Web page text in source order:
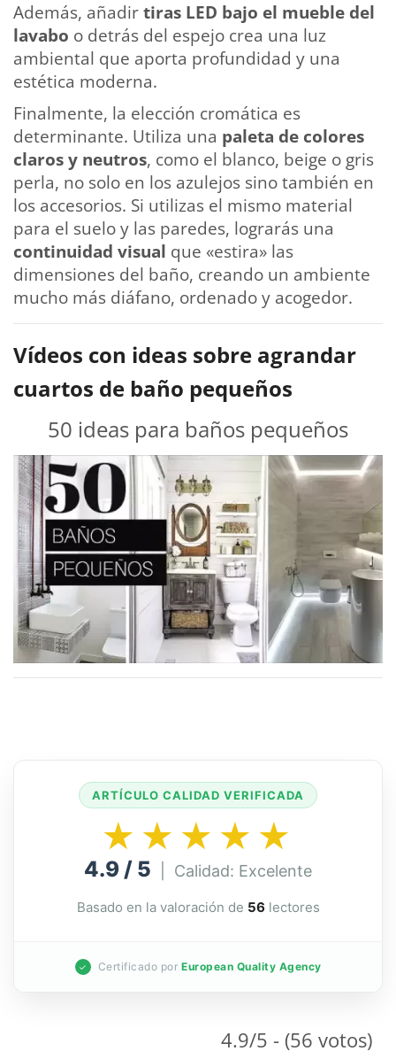
Además, añadirtiras LED bajo el mueble del
lavabo o detrás del espejo crea una luz
ambiental que aporta profundidad y una
estética moderna.
Finalmente, la elección cromática es
determinante. Utiliza una paleta de colores
claros y neutros, como el blanco, beige o gris
perla, no solo en los azulejos sino también en
los accesorios. Si utilizas el mismo material
para el suelo y las paredes, lograrás una
continuidad visual que «estira» las
dimensiones del baño, creando un ambiente
mucho más diáfano, ordenado y acogedor.
Vídeos con ideas sobre agrandar
cuartos de baño pequeños
50 ideas para baños pequeños
ARTÍCULO CALIDAD VERIFICADA
★★★★★
4.9 / 5 | Calidad: Excelente
Basado en la valoración de 56 lectores
✓ Certificado por European Quality Agency
4.9/5 - (56 votos)